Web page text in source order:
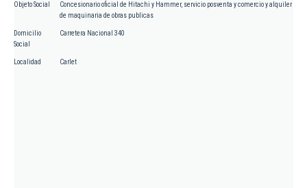
Objeto Social
Concesionario oficial de Hitachi y Hammer, servicio posventa y comercio y alquiler
de maquinaria de obras publicas
Domicilio
Social
Carretera Nacional 340
Localidad Carlet